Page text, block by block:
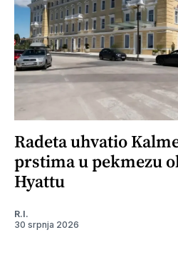
Radeta uhvatio
prstima u pekmezu
Hyattu
R.I.
30 srpnja 2026